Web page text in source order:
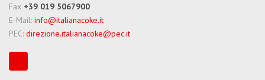
Fax +39 019 5067900
E-Mail: info@italianacoke.it
PEC: direzione.italianacoke@pec.it